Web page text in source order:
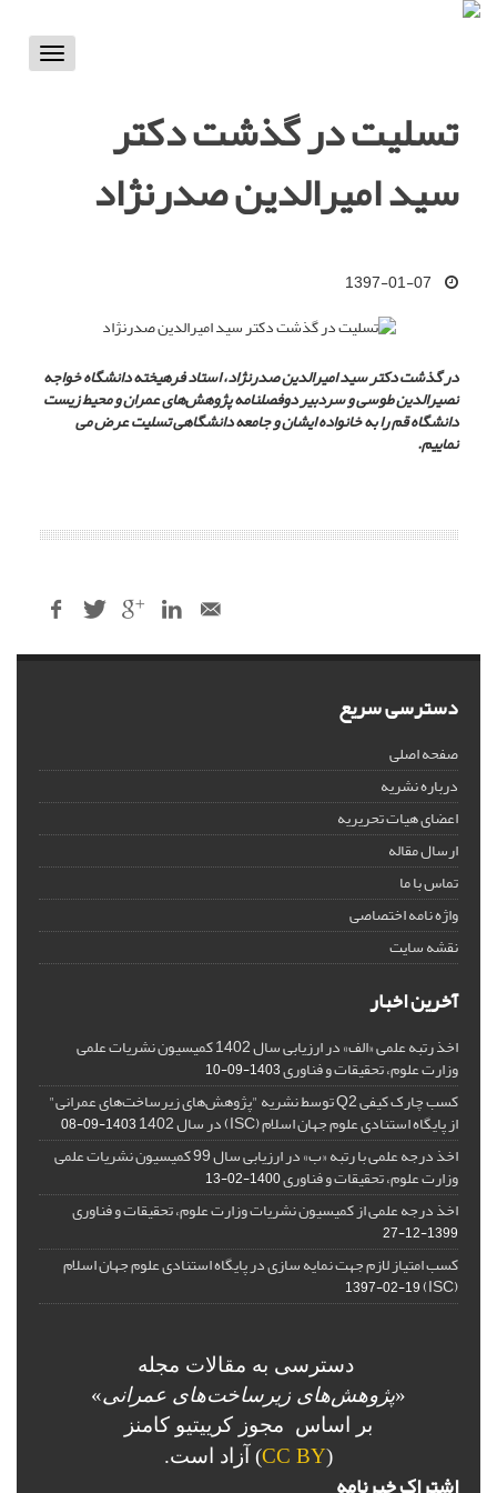
Toggle
تسلیت در گذشت دکتر
سید امیرالدین صدرنژاد
1397-01-07
در گذشت دکتر سید امیرالدین صدرنژاد، استاد فرهیخته دانشگاه خواجه
نصیرالدین طوسی و سردبیر دوفصلنامه پژوهش‌های عمران و محیط زیست
دانشگاه قم را به خانواده ایشان و جامعه دانشگاهی تسلیت عرض می
نماییم.
دسترسی سریع
صفحه اصلی
درباره نشریه
اعضای هیات تحریریه
ارسال مقاله
تماس با ما
واژه نامه اختصاصی
نقشه سایت
آخرین اخبار
اخذ رتبه علمی «الف» در ارزیابی سال 1402 کمیسیون نشریات علمی
وزارت علوم، تحقیقات و فناوری1403-09-10
کسب چارک کیفی Q2 توسط نشریه "پژوهش‌های زیرساخت‌های عمرانی"
از پایگاه استنادی علوم جهان اسلام (ISC) در سال 1402 1403-09-08
اخذ درجه علمی با رتبه «ب» در ارزیابی سال 99 کمیسیون نشریات علمی
وزارت علوم، تحقیقات و فناوری1400-02-13
اخذ درجه علمی از کمیسیون نشریات وزارت علوم، تحقیقات و فناوری
1399-12-27
کسب امتیاز لازم جهت نمایه سازی در پایگاه استنادی علوم جهان اسلام
(ISC)
1397-02-19
دسترسی به مقالات مجله
«پژوهش‌های زیرساخت‌های عمرانی»
بر اساس مجوز کرییتیو کامنز
(
CC BY) آزاد است.